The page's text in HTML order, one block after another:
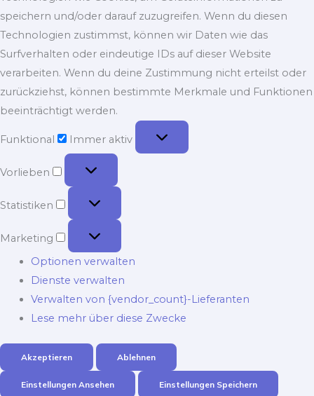
speichern und/oder darauf zuzugreifen. Wenn du diesen
Technologien zustimmst, können wir Daten wie das
Surfverhalten oder eindeutige IDs auf dieser Website
verarbeiten. Wenn du deine Zustimmung nicht erteilst oder
zurückziehst, können bestimmte Merkmale und Funktionen
beeinträchtigt werden.
Funktional
Immer aktiv
Vorlieben
Vorlieben
Statistiken
Statistiken
Marketing
Marketing
Optionen verwalten
Dienste verwalten
Verwalten von {vendor_count}-Lieferanten
Lese mehr über diese Zwecke
Akzeptieren Ablehnen
Einstellungen Ansehen Einstellungen Speichern